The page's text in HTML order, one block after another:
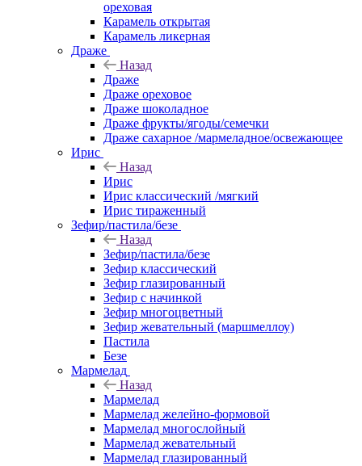
ореховая
Карамель открытая
Карамель ликерная
Драже
Назад
Драже
Драже ореховое
Драже шоколадное
Драже фрукты/ягоды/семечки
Драже сахарное /мармеладное/освежающее
Ирис
Назад
Ирис
Ирис классический /мягкий
Ирис тираженный
Зефир/пастила/безе
Назад
Зефир/пастила/безе
Зефир классический
Зефир глазированный
Зефир с начинкой
Зефир многоцветный
Зефир жевательный (маршмеллоу)
Пастила
Безе
Мармелад
Назад
Мармелад
Мармелад желейно-формовой
Мармелад многослойный
Мармелад жевательный
Мармелад глазированный